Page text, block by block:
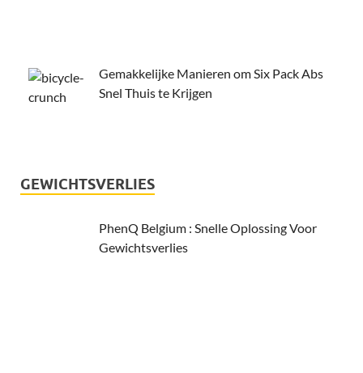
Gemakkelijke Manieren om Six Pack Abs
Snel Thuis te Krijgen
GEWICHTSVERLIES
PhenQ Belgium : Snelle Oplossing Voor
Gewichtsverlies